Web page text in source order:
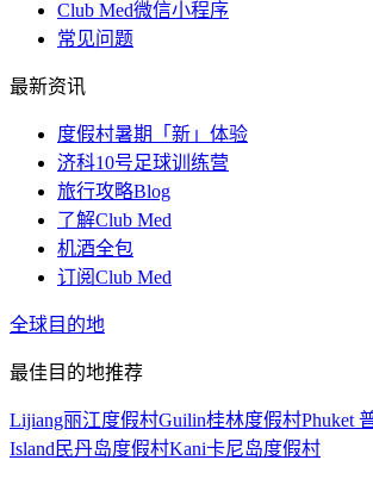
Club Med微信小程序
常见问题
最新资讯
度假村暑期「新」体验
济科10号足球训练营
旅行攻略Blog
了解Club Med
机酒全包
订阅Club Med
全球目的地
最佳目的地推荐
Lijiang丽江度假村Guilin桂林度假村Phuket
Island民丹岛度假村Kani卡尼岛度假村